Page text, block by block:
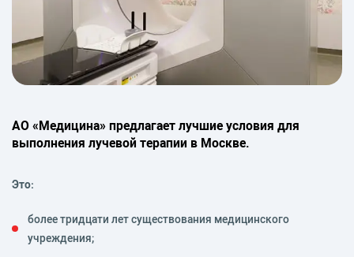
АО «Медицина» предлагает лучшие условия для
выполнения лучевой терапии в Москве.
Это:
более тридцати лет существования медицинского
учреждения;